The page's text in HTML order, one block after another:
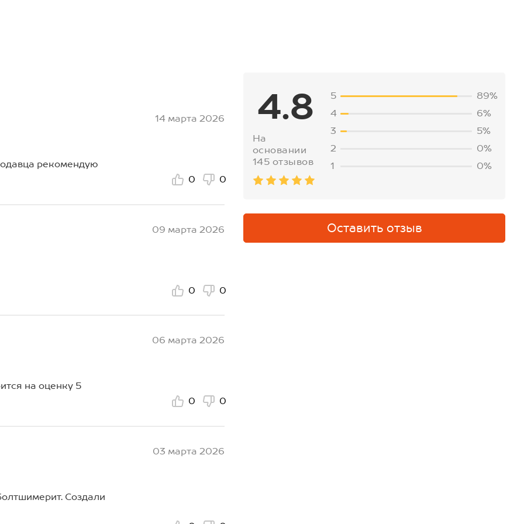
4.8
На
основании
145 отзывов
5
89%
4
6%
3
5%
2
0%
1
0%
Оставить отзыв
14 марта 2026
рекомендую
0
0
09 марта 2026
0 0
06 марта 2026
на оценку 5
0
0
03 марта 2026
Создали